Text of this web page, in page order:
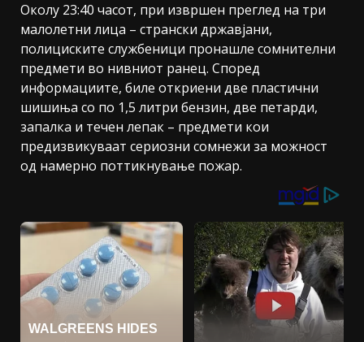
Околу 23:40 часот, при извршен преглед на три
малолетни лица – странски државјани,
полициските службеници пронашле сомнителни
предмети во нивниот ранец. Според
информациите, биле откриени две пластични
шишиња со по 1,5 литри бензин, две петарди,
запалка и течен лепак – предмети кои
предизвикуваат сериозни сомнежи за можност
од намерно поттикнување пожар.